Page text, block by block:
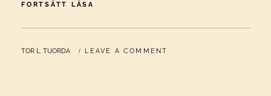
FORTSÄTT LÄSA
OCH
BY
TOR L. TUORDA LEAVE A COMMENT